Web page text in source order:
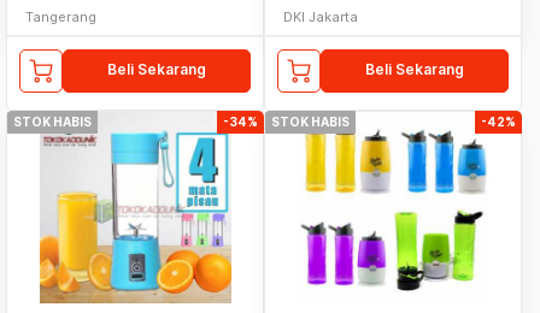
Tangerang
Beli Sekarang
DKI Jakarta
Beli Sekarang
STOK HABIS -34% STOK HABIS -42%